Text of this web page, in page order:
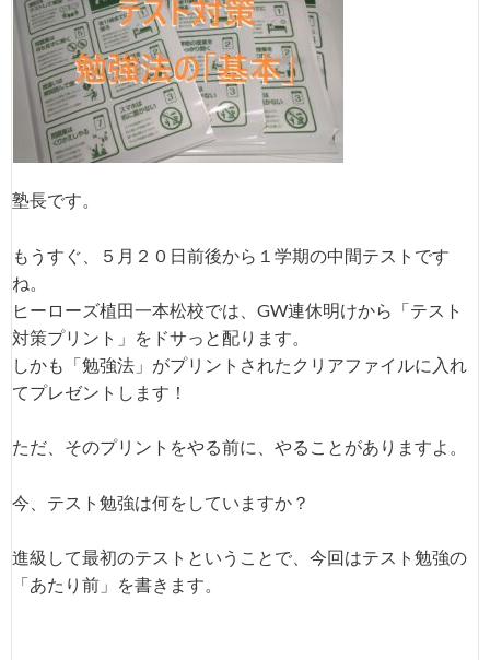
塾長です。
もうすぐ、５月２０日前後から１学期の中間テストです
ね。
ヒーローズ植田一本松校では、GW連休明けから「テスト
対策プリント」をドサっと配ります。
しかも「勉強法」がプリントされたクリアファイルに入れ
てプレゼントします！
ただ、そのプリントをやる前に、やることがありますよ。
今、テスト勉強は何をしていますか？
進級して最初のテストということで、今回はテスト勉強の
「あたり前」を書きます。